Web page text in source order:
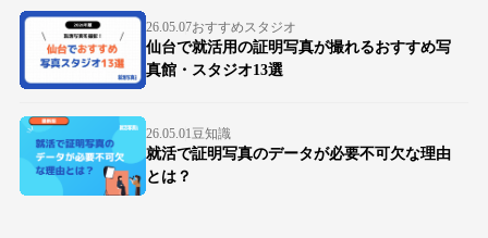
26.05.07おすすめスタジオ
仙台で就活用の証明写真が撮れるおすすめ写
真館・スタジオ13選
26.05.01 豆知識
就活で証明写真のデータが必要不可欠な理由
とは？